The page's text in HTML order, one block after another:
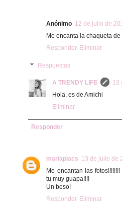
Anónimo 12 de julio de
Me encanta la chaqueta
Responder Eliminar
Respuestas
A TRENDY LIFE
13
Hola, es de Amichi
Eliminar
Responder
mariapiacs 13 de julio de
Me encantan las
tu muy guapa!!!!
Un beso!
Responder Eliminar